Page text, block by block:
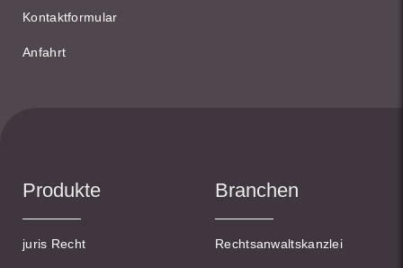
Kontaktformular
Anfahrt
Produkte
juris Recht
Branchen
Rechtsanwaltskanzlei